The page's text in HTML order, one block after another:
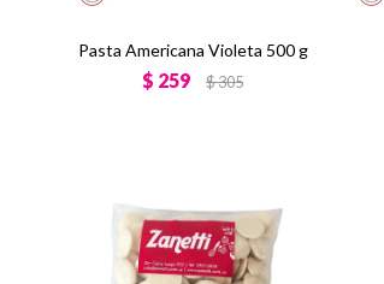
Pasta Americana Violeta 500 g
$ 259 $305